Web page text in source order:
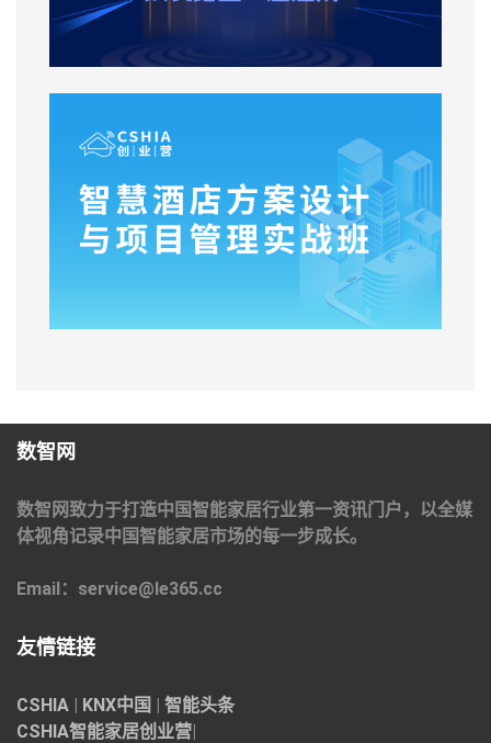
数智网
数智网致力于打造中国智能家居行业第一资讯门户，以全媒
体视角记录中国智能家居市场的每一步成长。
Email：service@le365.cc
友情链接
CSHIA | KNX中国 | 智能头条
CSHIA智能家居创业营|